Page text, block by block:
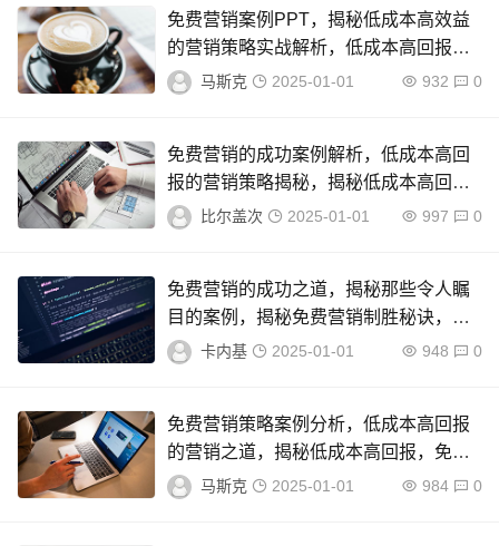
免费营销案例PPT，揭秘低成本高效益
的营销策略实战解析，低成本高回报，
免费营销策略实战解析PPT
马斯克 2025-01-01 932 0
免费营销的成功案例解析，低成本高回
报的营销策略揭秘，揭秘低成本高回
报，免费营销成功案例分析
比尔盖次 2025-01-01 997 0
免费营销的成功之道，揭秘那些令人瞩
目的案例，揭秘免费营销制胜秘诀，案
例分析背后的成功之道
卡内基 2025-01-01 948 0
免费营销策略案例分析，低成本高回报
的营销之道，揭秘低成本高回报，免费
营销策略成功案例分析
马斯克 2025-01-01 984 0